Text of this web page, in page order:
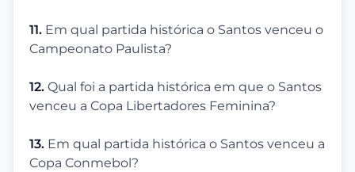
11. Em qual partida histórica o Santos venceu o
Campeonato Paulista?
12. Qual foi a partida histórica em que o Santos
venceu a Copa Libertadores Feminina?
13. Em qual partida histórica o Santos venceu a
Copa Conmebol?